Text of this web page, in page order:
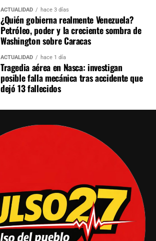
ACTUALIDAD hace 3 días
¿Quién gobierna realmente Venezuela?
Petróleo, poder y la creciente sombra de
Washington sobre Caracas
ACTUALIDAD hace 1 día
Tragedia aérea en Nasca: investigan
posible falla mecánica tras accidente que
dejó 13 fallecidos